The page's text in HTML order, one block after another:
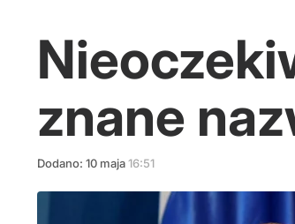
znane
Dodano: 10 maja16:51